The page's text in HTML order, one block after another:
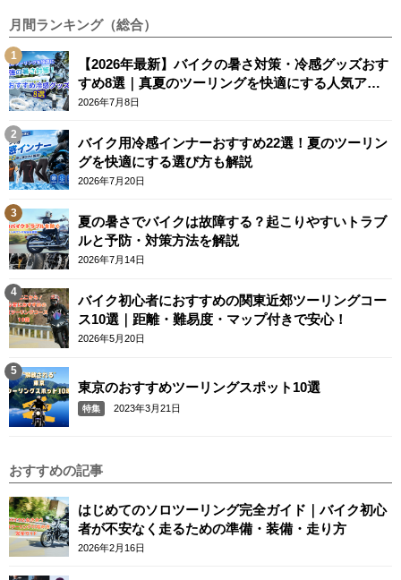
月間ランキング（総合）
【2026年最新】バイクの暑さ対策・冷感グッズおす
すめ8選｜真夏のツーリングを快適にする人気アイ
テム
2026年7月8日
バイク用冷感インナーおすすめ22選！夏のツーリン
グを快適にする選び方も解説
2026年7月20日
夏の暑さでバイクは故障する？起こりやすいトラブ
ルと予防・対策方法を解説
2026年7月14日
バイク初心者におすすめの関東近郊ツーリングコー
ス10選｜距離・難易度・マップ付きで安心！
2026年5月20日
東京のおすすめツーリングスポット10選
特集 2023年3月21日
おすすめの記事
はじめてのソロツーリング完全ガイド｜バイク初心
者が不安なく走るための準備・装備・走り方
2026年2月16日